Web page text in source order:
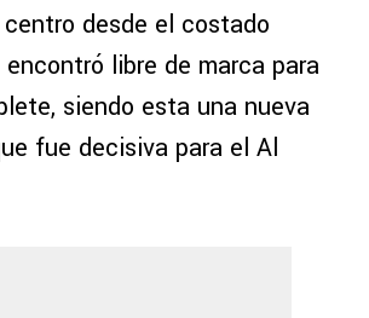
desde el costado
libre de marca para
siendo esta una nueva
fue decisiva para el Al